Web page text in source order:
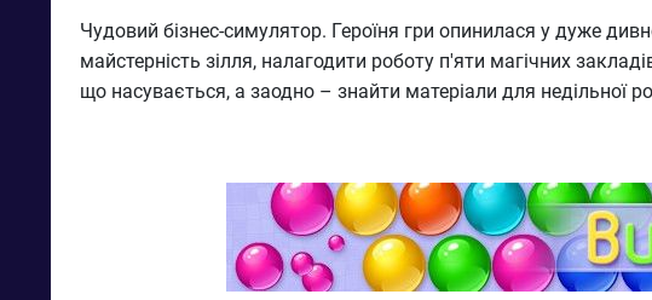
Чудовий бізнес-симулятор. Героїня гри опинилася у дуже
майстерність зілля, налагодити роботу п'яти магічних
що насувається, а заодно – знайти матеріали для недільної